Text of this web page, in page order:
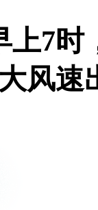
上7
风速